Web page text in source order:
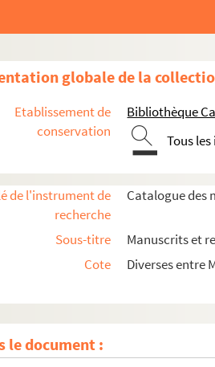
globale de la
Etablissement de
conservation
Bibliothèque
Tous
de l'instrument de
recherche
Catalogue des
Sous-titre
Manuscrits et
Cote
Diverses entre
le document :
Ms_210. « Pièces et matériaux pour un
Ms_213. Mélanges venant de Séguier.
Ms_214. Recueil Séguier n° 16.
Recueil Séguier n° 25, venant de
Ms_216. Recueil Séguier n° 38.
Ms_217. Recueil Séguier n° 301.
Ms_230. Recueil Séguier n° 10.
Ms_252. Recueil Séguier n° 42.
Ms_459_1. Consuetudines feudorum.
Ms_459_2. « Lettre à M. de..... sur le